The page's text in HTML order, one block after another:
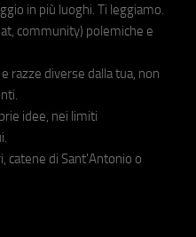
in più luoghi. Ti leggiamo.
community) polemiche e
razze diverse dalla tua, non
idee, nei limiti
catene di Sant'Antonio o